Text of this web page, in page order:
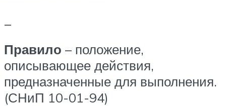
Правило – положение,
описывающее действия,
предназначенные для выполнения.
(СНиП 10-01-94)